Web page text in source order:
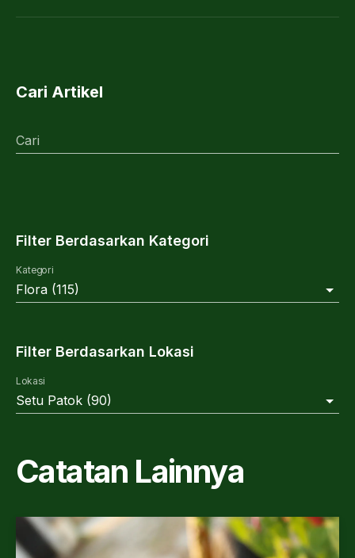
Cari Artikel
Cari
Filter Berdasarkan Kategori
Kategori
Flora (115)
Filter Berdasarkan Lokasi
Lokasi
Setu Patok (90)
Catatan Lainnya